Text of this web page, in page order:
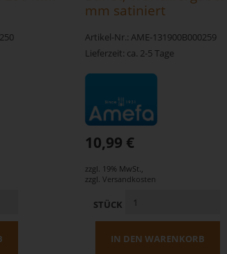
mm satiniert
Artikel-Nr.: AME-131900B000259
Lieferzeit: ca. 2-5 Tage
10,99 €
zzgl. 19% MwSt.,
zzgl. Versandkosten
STÜCK
IN DEN WARENKORB